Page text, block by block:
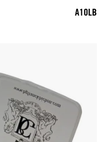
A10LB